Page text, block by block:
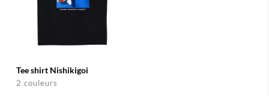
Tee shirt Nishikigoi
2 couleurs